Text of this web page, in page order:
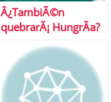
Â¿TambiÃ©n
quebrarÃ¡ HungrÃ­a?